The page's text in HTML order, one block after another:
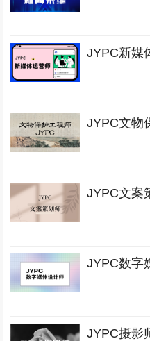
JYPC新媒
JYPC文物
JYPC文案
JYPC数字
JYPC摄影